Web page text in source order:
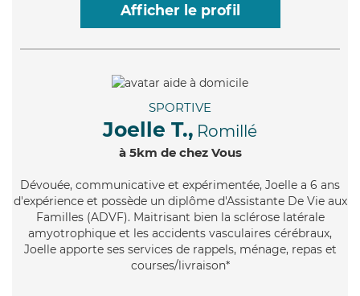
Afficher le profil
SPORTIVE
Joelle T., Romillé
à 5km de chez Vous
Dévouée, communicative et expérimentée, Joelle a 6 ans
d'expérience et possède un diplôme d'Assistante De Vie aux
Familles (ADVF). Maitrisant bien la sclérose latérale
amyotrophique et les accidents vasculaires cérébraux,
Joelle apporte ses services de rappels, ménage, repas et
courses/livraison*